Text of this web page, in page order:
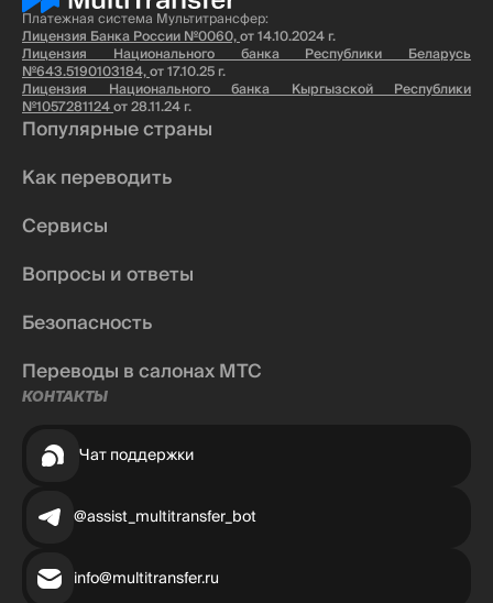
Платежная система Мультитрансфер:
Лицензия Банка России №0060,от 14.10.2024 г.
Лицензия Национального банка Республики Беларусь
№643.5190103184,от 17.10.25 г.
Лицензия Национального банка Кыргызской Республики
№1057281124от 28.11.24 г.
Популярные страны
Как переводить
Сервисы
Вопросы и ответы
Безопасность
Переводы в салонах МТС
КОНТАКТЫ
Чат поддержки
@assist_multitransfer_bot
info@multitransfer.ru